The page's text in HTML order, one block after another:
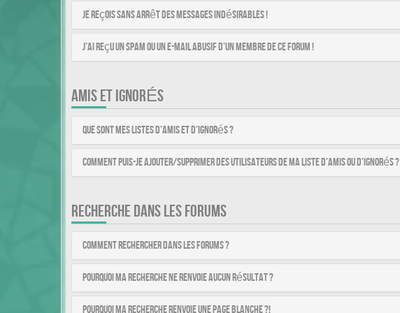
Je reçois sans arrêt des messages indésirables !
J’ai reçu un spam ou un e-mail abusif d’un membre de ce forum !
AMIS ET IGNORÉS
Que sont mes listes d’amis et d’ignorés ?
Comment puis-je ajouter/supprimer des utilisateurs de ma liste d’amis ou d’ignorés ?
RECHERCHE DANS LES FORUMS
Comment rechercher dans les forums ?
Pourquoi ma recherche ne renvoie aucun résultat ?
Pourquoi ma recherche renvoie une page blanche ?!